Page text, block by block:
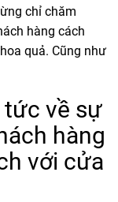
chỉ chăm
hàng cách
quả. Cũng như
về sự
hàng
với cửa